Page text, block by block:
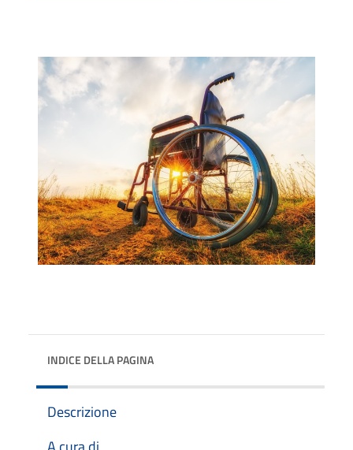
INDICE DELLA PAGINA
Descrizione